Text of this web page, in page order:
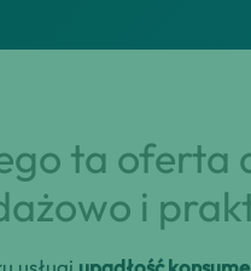
ta oferta
i